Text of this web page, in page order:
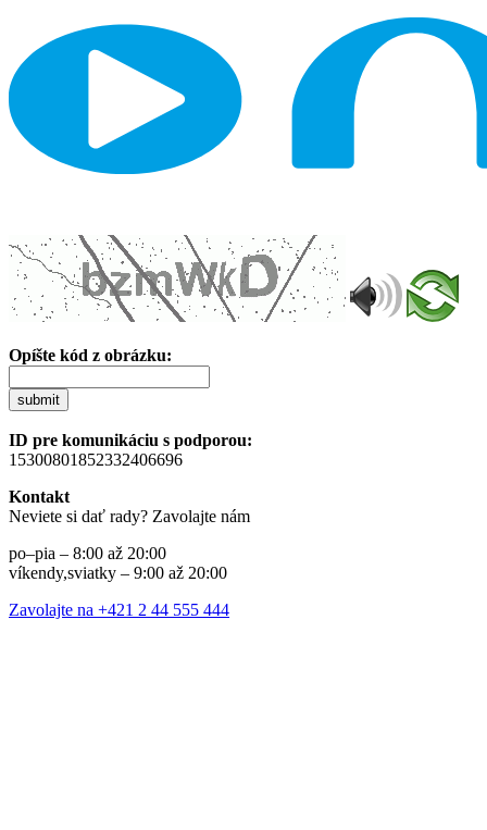
Opíšte kód z obrázku:
submit
ID pre komunikáciu s podporou:
15300801852332406696
Kontakt
Neviete si dať rady? Zavolajte nám
po–pia – 8:00 až 20:00
víkendy,sviatky – 9:00 až 20:00
Zavolajte na +421 2 44 555 444